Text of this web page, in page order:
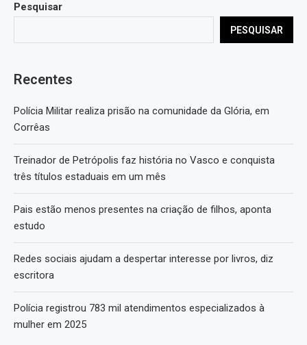
Pesquisar
PESQUISAR
Recentes
Polícia Militar realiza prisão na comunidade da Glória, em
Corrêas
Treinador de Petrópolis faz história no Vasco e conquista
três títulos estaduais em um mês
Pais estão menos presentes na criação de filhos, aponta
estudo
Redes sociais ajudam a despertar interesse por livros, diz
escritora
Polícia registrou 783 mil atendimentos especializados à
mulher em 2025